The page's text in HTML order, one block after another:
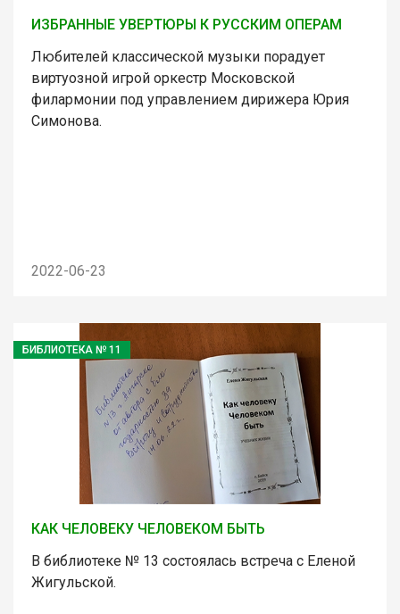
ИЗБРАННЫЕ УВЕРТЮРЫ К РУССКИМ ОПЕРАМ
Любителей классической музыки порадует
виртуозной игрой оркестр Московской
филармонии под управлением дирижера Юрия
Симонова.
2022-06-23
БИБЛИОТЕКА № 11
КАК ЧЕЛОВЕКУ ЧЕЛОВЕКОМ БЫТЬ
В библиотеке № 13 состоялась встреча с Еленой
Жигульской.